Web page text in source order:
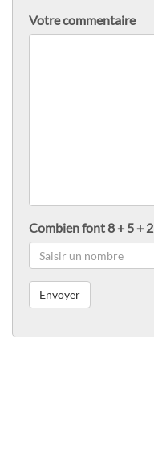
Votre commentaire
Combien font 8 + 5 + 2